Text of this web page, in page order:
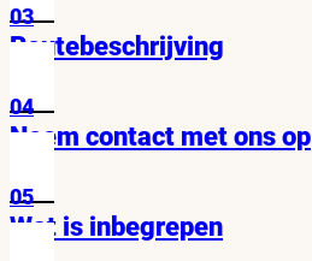
03
Routebeschrijving
04
Neem contact met ons op
05
Wat is inbegrepen